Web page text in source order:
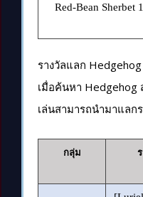
Red-Bean Sherbet
รางวัลแลก Hedgehog
เมื่อค้นหา Hedgehog
เล่นสามารถนำมาแลก
กลุ่ม